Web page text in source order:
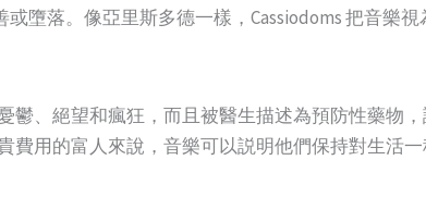
墮落。像亞里斯多德一樣，Cassiodoms 把音樂
鬱、絕望和瘋狂，而且被醫生描述為預防性藥物
用的富人來說，音樂可以説明他們保持對生活一